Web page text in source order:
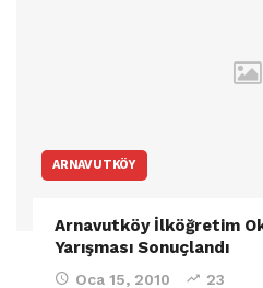
ARNAVUTKÖY
Arnavutköy İlköğretim
Yarışması Sonuçlandı
Oca 15, 2010 23